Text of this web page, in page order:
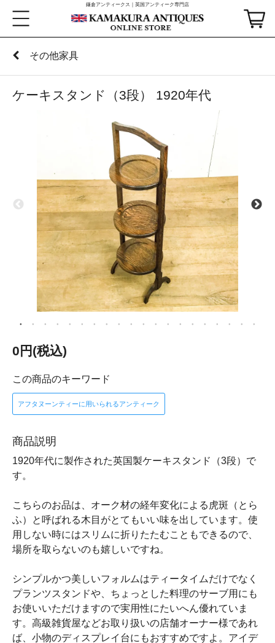
鎌倉アンティークス｜英国アンティーク専門店
その他家具
ケーキスタンド（3段） 1920年代
0円(税込)
この商品のキーワード
アフタヌーンティーに用いられるアンティーク
商品説明
1920年代に製作された英国製ケーキスタンド（3段）で
す。
こちらのお品は、オーク材の経年変化による虎斑（とら
ふ）と呼ばれる木目がとてもいい味を出しています。使
用しない時にはスリムに折りたたむこともできるので、
場所を取らないのも嬉しいですね。
シンプルかつ美しいフォルムはティータイムだけでなく
プランツスタンドや、ちょっとした料理のサーブ用にも
お使いいただけますので実用性にたいへん優れていま
す。高級雑貨屋などお取り扱いの店舗オーナー様であれ
ば、小物のディスプレイ台にもおすすめですよ。アイデ